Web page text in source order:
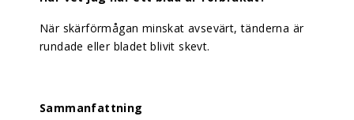
När skärförmågan minskat avsevärt, tänderna är
rundade eller bladet blivit skevt.
Sammanfattning